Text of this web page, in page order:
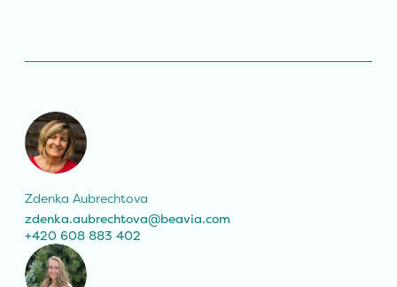
Zdenka Aubrechtova
zdenka.aubrechtova@beavia.com
+420 608 883 402